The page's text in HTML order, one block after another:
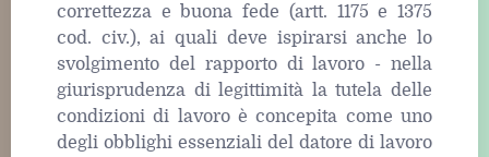
correttezza e buona fede (artt. 1175 e 1375
cod. civ.), ai quali deve ispirarsi anche lo
svolgimento del rapporto di lavoro ‒ nella
giurisprudenza di legittimità la tutela delle
condizioni di lavoro è concepita come uno
degli obblighi essenziali del datore di lavoro